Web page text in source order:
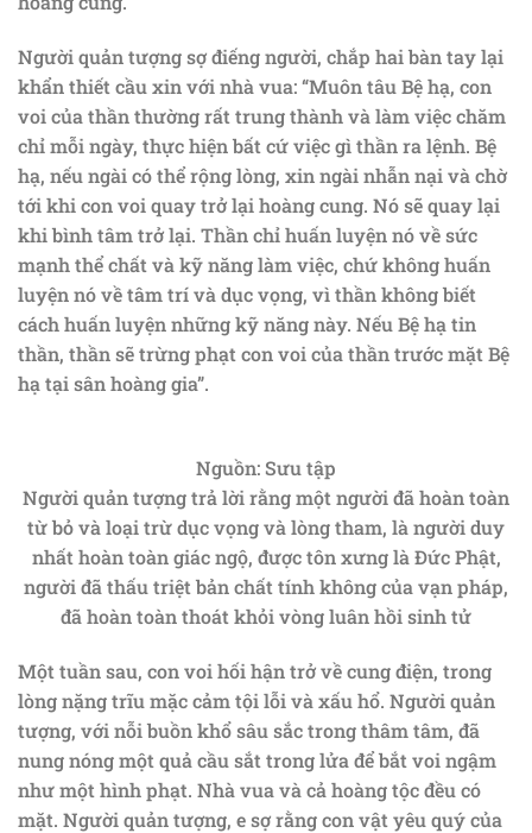
Người quản tượng sợ điếng người, chắp hai bàn tay lại
khẩn thiết cầu xin với nhà vua: “Muôn tâu Bệ hạ, con
voi của thần thường rất trung thành và làm việc chăm
chỉ mỗi ngày, thực hiện bất cứ việc gì thần ra lệnh. Bệ
hạ, nếu ngài có thể rộng lòng, xin ngài nhẫn nại và chờ
tới khi con voi quay trở lại hoàng cung. Nó sẽ quay lại
khi bình tâm trở lại. Thần chỉ huấn luyện nó về sức
mạnh thể chất và kỹ năng làm việc, chứ không huấn
luyện nó về tâm trí và dục vọng, vì thần không biết
cách huấn luyện những kỹ năng này. Nếu Bệ hạ tin
thần, thần sẽ trừng phạt con voi của thần trước mặt Bệ
hạ tại sân hoàng gia”.
Nguồn: Sưu tập
Người quản tượng trả lời rằng một người đã hoàn toàn
từ bỏ và loại trừ dục vọng và lòng tham, là người duy
nhất hoàn toàn giác ngộ, được tôn xưng là Đức Phật,
người đã thấu triệt bản chất tính không của vạn pháp,
đã hoàn toàn thoát khỏi vòng luân hồi sinh tử
Một tuần sau, con voi hối hận trở về cung điện, trong
lòng nặng trĩu mặc cảm tội lỗi và xấu hổ. Người quản
tượng, với nỗi buồn khổ sâu sắc trong thâm tâm, đã
nung nóng một quả cầu sắt trong lửa để bắt voi ngậm
như một hình phạt. Nhà vua và cả hoàng tộc đều có
mặt. Người quản tượng, e sợ rằng con vật yêu quý của